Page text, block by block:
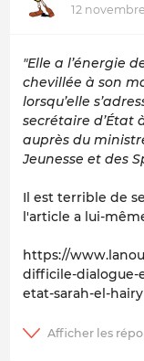
12
"Elle a l’énergie
chevillée à son
lorsqu’elle
secrétaire d’État
auprès du
Jeunesse et des
Il est terrible de
l'article a lui-
https://
difficile-dialogue-
etat-sarah-el-hairy